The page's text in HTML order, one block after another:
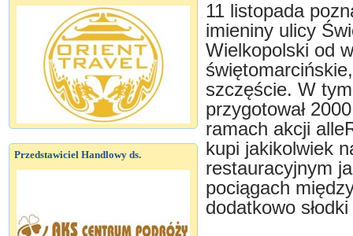
Przedstawiciel Handlowy ds.
11 listopada
imieniny ulicy
Wielkopolski od
szczęście. W
przygotował
ramach akcji
kupi jakikolwiek
restauracyjnym
pociągach
dodatkowo